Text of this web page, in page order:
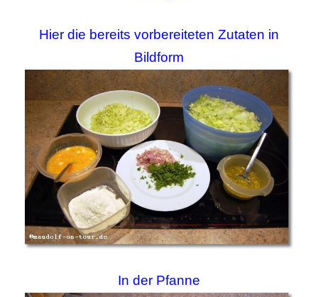
Hier die bereits vorbereiteten Zutaten in
Bildform
In der Pfanne